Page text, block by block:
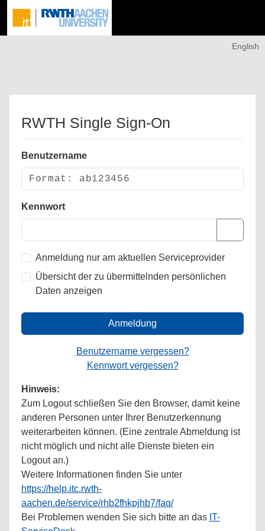
English
RWTH Single Sign-On
Benutzername
Kennwort
Anmeldung nur am aktuellen Serviceprovider
Übersicht der zu übermittelnden persönlichen
Daten anzeigen
Anmeldung
Benutzername vergessen?
Kennwort vergessen?
Hinweis:
Zum Logout schließen Sie den Browser, damit keine
anderen Personen unter Ihrer Benutzerkennung
weiterarbeiten können. (Eine zentrale Abmeldung ist
nicht möglich und nicht alle Dienste bieten ein
Logout an.)
Weitere Informationen finden Sie unter
https://help.itc.rwth-
aachen.de/service/rhb2fhkpjhb7/faq/
Bei Problemen wenden Sie sich bitte an das IT-